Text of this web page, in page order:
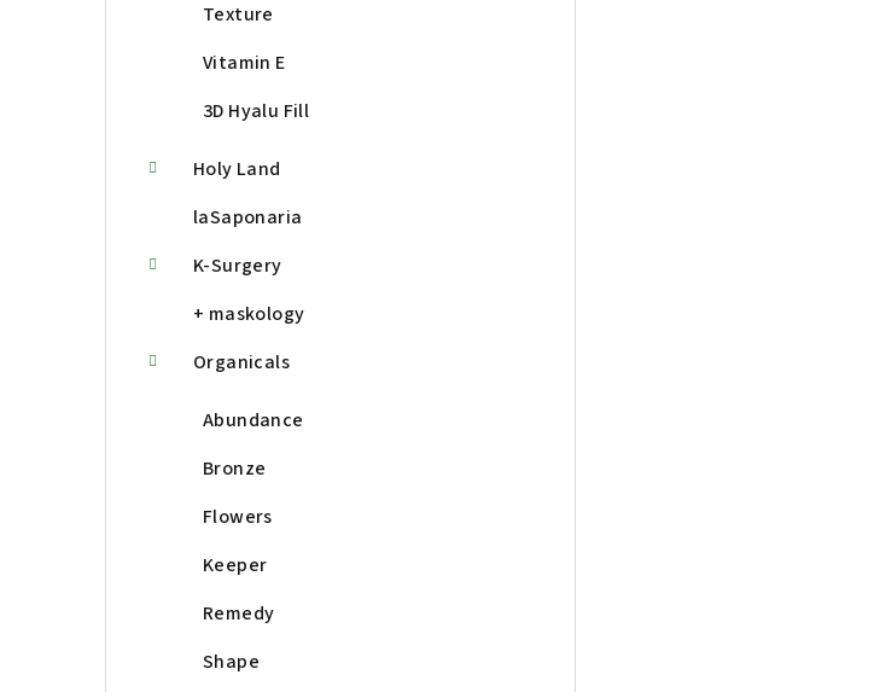
Texture
Vitamin E
3D Hyalu Fill
Holy Land
laSaponaria
K-Surgery
+ maskology
Organicals
Abundance
Bronze
Flowers
Keeper
Remedy
Shape